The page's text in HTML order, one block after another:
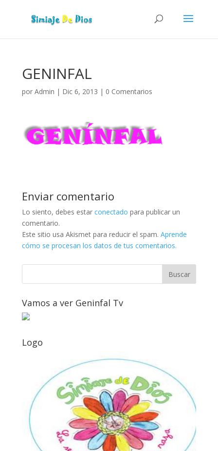
GENINFAL
por Admin | Dic 6, 2013 | 0 Comentarios
Enviar comentario
Lo siento, debes estar conectado para publicar un
comentario.
Este sitio usa Akismet para reducir el spam. Aprende
cómo se procesan los datos de tus comentarios.
Vamos a ver Geninfal Tv
Logo